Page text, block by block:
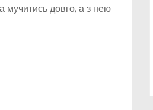
мучитись довго, а з нею